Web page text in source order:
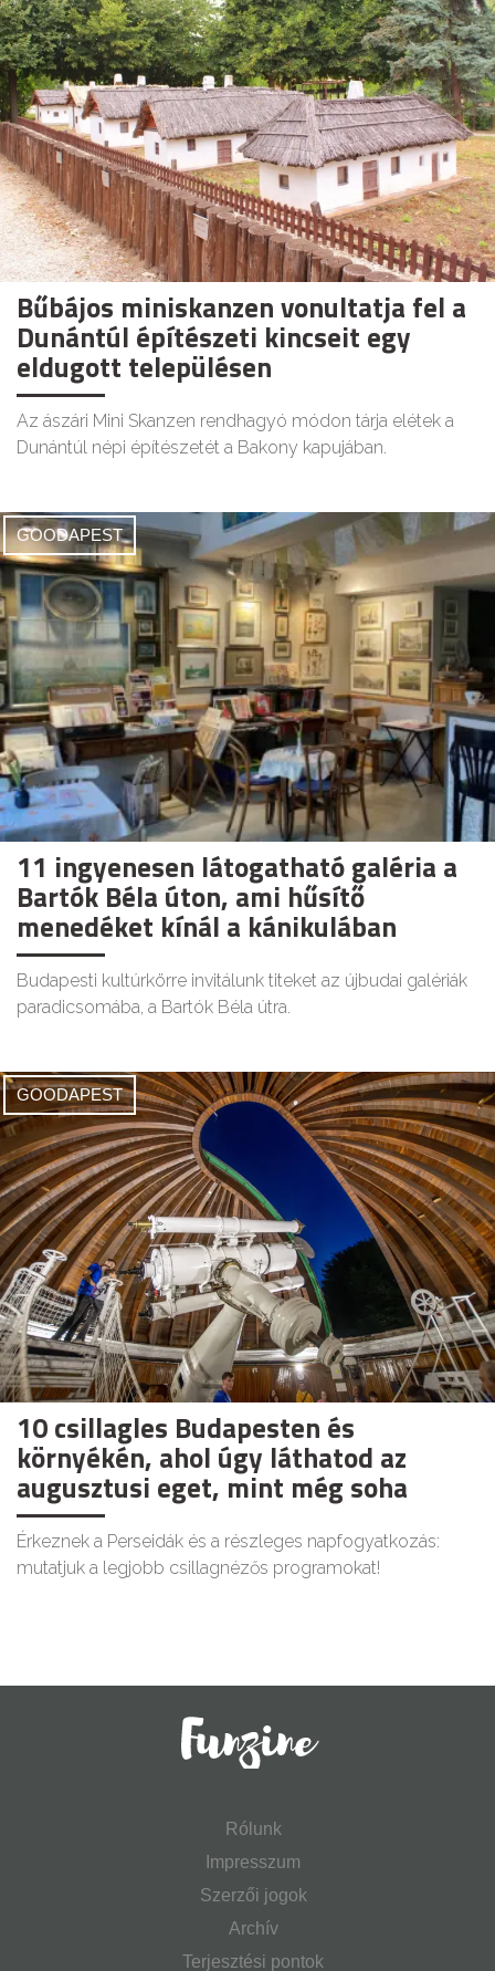
Bűbájos miniskanzen vonultatja fel a
Dunántúl építészeti kincseit egy
eldugott településen
Az ászári Mini Skanzen rendhagyó módon tárja elétek a
Dunántúl népi építészetét a Bakony kapujában.
GOODAPEST
11 ingyenesen látogatható galéria a
Bartók Béla úton, ami hűsítő
menedéket kínál a kánikulában
Budapesti kultúrkörre invitálunk titeket az újbudai galériák
paradicsomába, a Bartók Béla útra.
GOODAPEST
10 csillagles Budapesten és
környékén, ahol úgy láthatod az
augusztusi eget, mint még soha
Érkeznek a Perseidák és a részleges napfogyatkozás:
mutatjuk a legjobb csillagnézős programokat!
Rólunk
Impresszum
Szerzői jogok
Archív
Terjesztési pontok